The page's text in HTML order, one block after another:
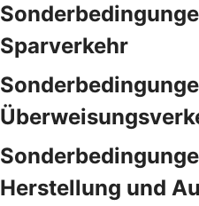
Sparverkehr
Herstellung und